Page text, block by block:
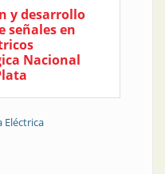
y desarrollo
señales en
Nacional
Eléctrica